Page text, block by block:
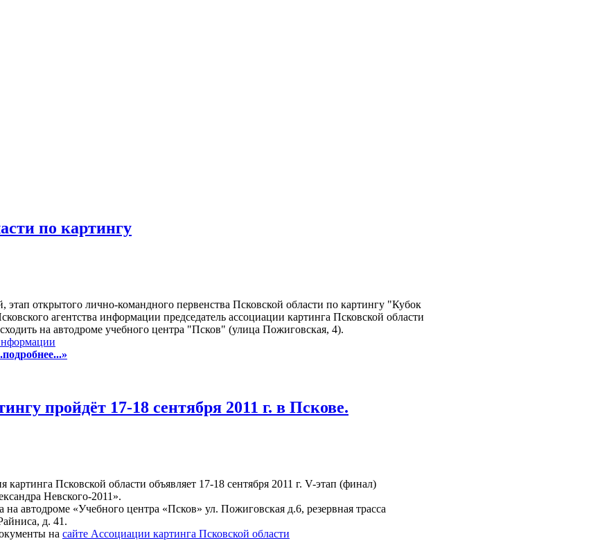
по картингу
этап открытого лично-командного первенства Псковской области по картингу "Кубок
агентства информации председатель ассоциации картинга Псковской области
на автодроме учебного центра "Псков" (улица Пожиговская, 4).
пройдёт 17-18 сентября 2011 г. в Пскове.
Псковской области объявляет 17-18 сентября 2011 г. V-этап (финал)
Невского-2011».
на автодроме «Учебного центра «Псков» ул. Пожиговская д.6, резервная трасса
д. 41.
на сайте Ассоциации картинга Псковской области